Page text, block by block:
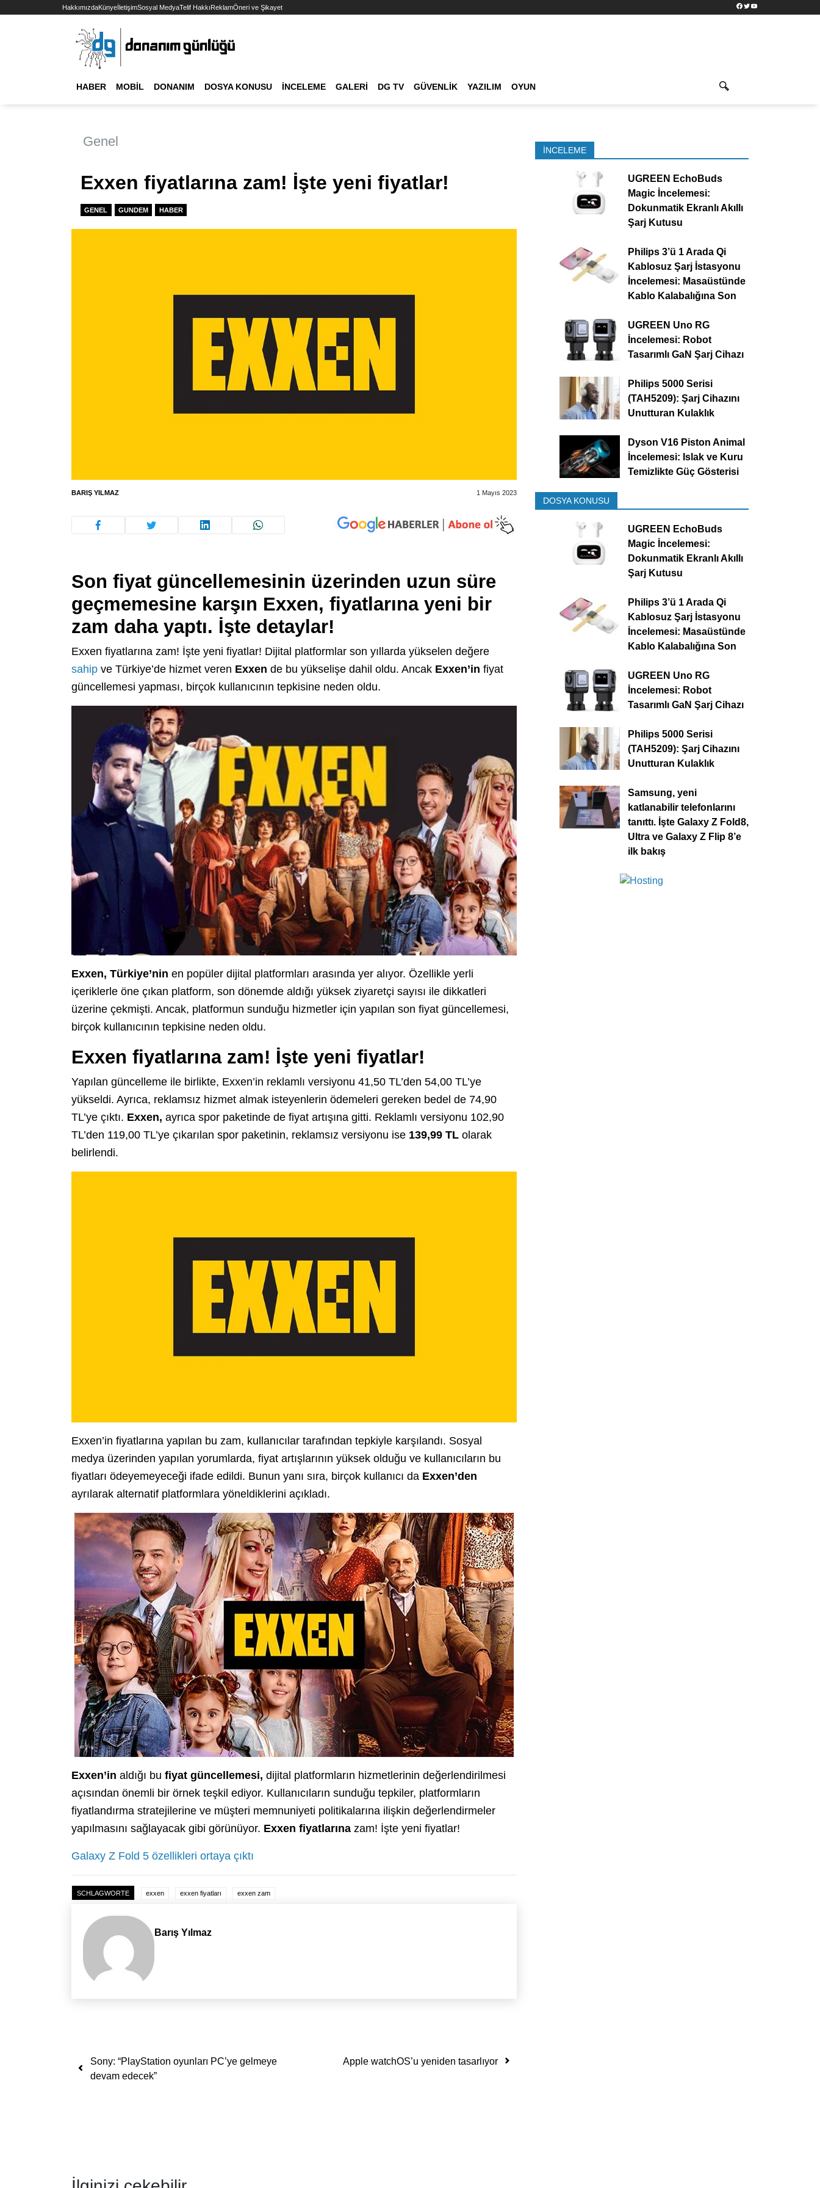
HakkımızdaKünyeİletişimSosyal MedyaTelif HakkıReklamÖneri ve Şikayet Facebook
TwitterYouTube
HABER MOBIL DONANIM DOSYA KONUSU İNCELEME GALERI DG TV GÜVENLIK YAZILIM OYUN
Genel
Exxen fiyatlarına zam! İşte yeni fiyatlar!
GENEL GUNDEM HABER
BARIŞ YILMAZ 1 Mayıs 2023
Son fiyat güncellemesinin üzerinden uzun süre
geçmemesine karşın Exxen, fiyatlarına yeni bir
zam daha yaptı. İşte detaylar!
Exxen fiyatlarına zam! İşte yeni fiyatlar! Dijital platformlar son yıllarda yükselen değere
sahip ve Türkiye’de hizmet veren Exxen de bu yükselişe dahil oldu. Ancak Exxen’in fiyat
güncellemesi yapması, birçok kullanıcının tepkisine neden oldu.
Exxen, Türkiye’nin en popüler dijital platformları arasında yer alıyor. Özellikle yerli
içeriklerle öne çıkan platform, son dönemde aldığı yüksek ziyaretçi sayısı ile dikkatleri
üzerine çekmişti. Ancak, platformun sunduğu hizmetler için yapılan son fiyat güncellemesi,
birçok kullanıcının tepkisine neden oldu.
Exxen fiyatlarına zam! İşte yeni fiyatlar!
Yapılan güncelleme ile birlikte, Exxen’in reklamlı versiyonu 41,50 TL’den 54,00 TL’ye
yükseldi. Ayrıca, reklamsız hizmet almak isteyenlerin ödemeleri gereken bedel de 74,90
TL’ye çıktı. Exxen, ayrıca spor paketinde de fiyat artışına gitti. Reklamlı versiyonu 102,90
TL’den 119,00 TL’ye çıkarılan spor paketinin, reklamsız versiyonu ise 139,99 TL olarak
belirlendi.
Exxen’in fiyatlarına yapılan bu zam, kullanıcılar tarafından tepkiyle karşılandı. Sosyal
medya üzerinden yapılan yorumlarda, fiyat artışlarının yüksek olduğu ve kullanıcıların bu
fiyatları ödeyemeyeceği ifade edildi. Bunun yanı sıra, birçok kullanıcı da Exxen’den
ayrılarak alternatif platformlara yöneldiklerini açıkladı.
Exxen’in aldığı bu fiyat güncellemesi, dijital platformların hizmetlerinin değerlendirilmesi
açısından önemli bir örnek teşkil ediyor. Kullanıcıların sunduğu tepkiler, platformların
fiyatlandırma stratejilerine ve müşteri memnuniyeti politikalarına ilişkin değerlendirmeler
yapılmasını sağlayacak gibi görünüyor. Exxen fiyatlarına zam! İşte yeni fiyatlar!
Galaxy Z Fold 5 özellikleri ortaya çıktı
SCHLAGWORTE exxen exxen fiyatları exxen zam
Barış Yılmaz
Yazı dolaşımı
Sony: “PlayStation oyunları PC’ye gelmeye
devam edecek”
Apple watchOS’u yeniden tasarlıyor
İNCELEME
UGREEN EchoBuds
Magic İncelemesi:
Dokunmatik Ekranlı Akıllı
Şarj Kutusu
Philips 3’ü 1 Arada Qi
Kablosuz Şarj İstasyonu
İncelemesi: Masaüstünde
Kablo Kalabalığına Son
UGREEN Uno RG
İncelemesi: Robot
Tasarımlı GaN Şarj Cihazı
Philips 5000 Serisi
(TAH5209): Şarj Cihazını
Unutturan Kulaklık
Dyson V16 Piston Animal
İncelemesi: Islak ve Kuru
Temizlikte Güç Gösterisi
DOSYA KONUSU
UGREEN EchoBuds
Magic İncelemesi:
Dokunmatik Ekranlı Akıllı
Şarj Kutusu
Philips 3’ü 1 Arada Qi
Kablosuz Şarj İstasyonu
İncelemesi: Masaüstünde
Kablo Kalabalığına Son
UGREEN Uno RG
İncelemesi: Robot
Tasarımlı GaN Şarj Cihazı
Philips 5000 Serisi
(TAH5209): Şarj Cihazını
Unutturan Kulaklık
Samsung, yeni
katlanabilir telefonlarını
tanıttı. İşte Galaxy Z Fold8,
Ultra ve Galaxy Z Flip 8’e
ilk bakış